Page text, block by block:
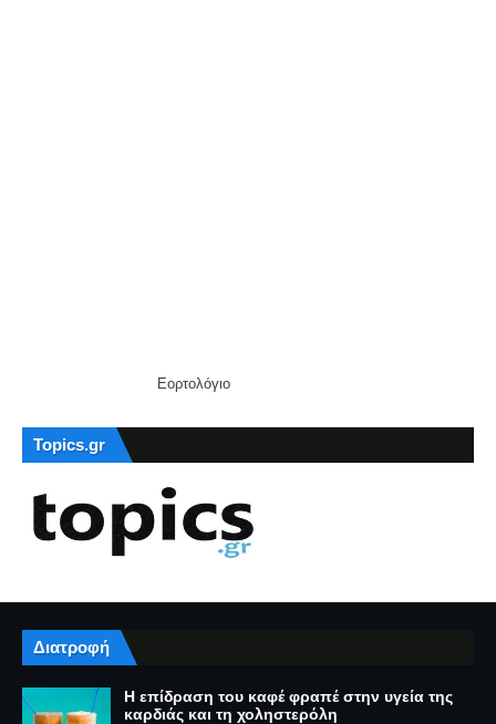
Εορτολόγιο
Topics.gr
Διατροφή
Η επίδραση του καφέ φραπέ στην υγεία της
καρδιάς και τη χοληστερόλη